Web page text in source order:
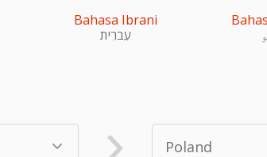
Bahasa Ibrani
עִברִית